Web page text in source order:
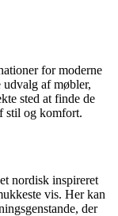
for moderne
af møbler,
sted at finde de
stil og komfort.
nordisk inspireret
vis. Her kan
der